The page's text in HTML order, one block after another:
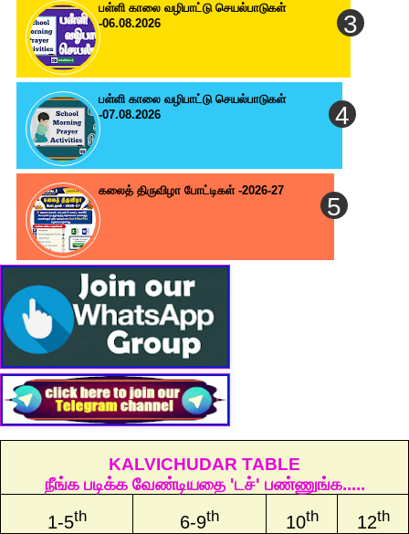
பள்ளி காலை வழிபாட்டு செயல்பாடுகள்
-06.08.2026
பள்ளி காலை வழிபாட்டு செயல்பாடுகள்
-07.08.2026
கலைத் திருவிழா போட்டிகள் -2026-27
KALVICHUDAR TABLE
நீங்க படிக்க வேண்டியதை 'டச்' பண்ணுங்க.....
1-5th 6-9th 10th 12th